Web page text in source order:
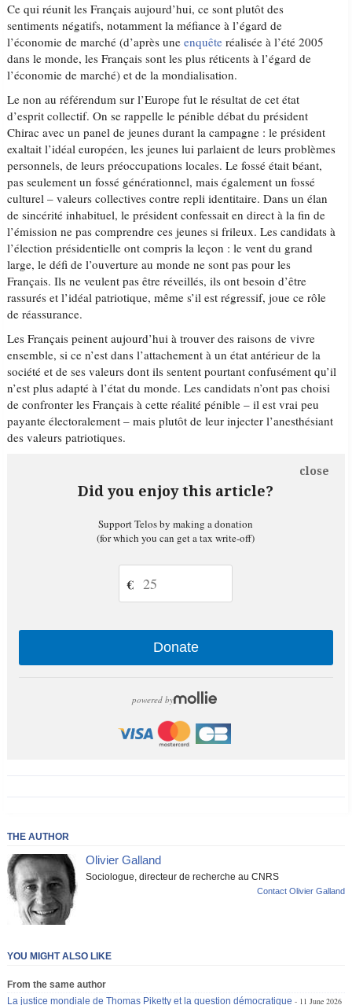
Ce qui réunit les Français aujourd’hui, ce sont plutôt des
sentiments négatifs, notamment la méfiance à l’égard de
l’économie de marché (d’après uneenquêteréalisée à l’été 2005
dans le monde, les Français sont les plus réticents à l’égard de
l’économie de marché) et de la mondialisation.
Le non au référendum sur l’Europe fut le résultat de cet état
d’esprit collectif. On se rappelle le pénible débat du président
Chirac avec un panel de jeunes durant la campagne : le président
exaltait l’idéal européen, les jeunes lui parlaient de leurs problèmes
personnels, de leurs préoccupations locales. Le fossé était béant,
pas seulement un fossé générationnel, mais également un fossé
culturel – valeurs collectives contre repli identitaire. Dans un élan
de sincérité inhabituel, le président confessait en direct à la fin de
l’émission ne pas comprendre ces jeunes si frileux. Les candidats à
l’élection présidentielle ont compris la leçon : le vent du grand
large, le défi de l’ouverture au monde ne sont pas pour les
Français. Ils ne veulent pas être réveillés, ils ont besoin d’être
rassurés et l’idéal patriotique, même s’il est régressif, joue ce rôle
de réassurance.
Les Français peinent aujourd’hui à trouver des raisons de vivre
ensemble, si ce n’est dans l’attachement à un état antérieur de la
société et de ses valeurs dont ils sentent pourtant confusément qu’il
n’est plus adapté à l’état du monde. Les candidats n’ont pas choisi
de confronter les Français à cette réalité pénible – il est vrai peu
payante électoralement – mais plutôt de leur injecter l’anesthésiant
des valeurs patriotiques.
Did you enjoy this article?
close
Support Telos by making a donation
(for which you can get a tax write-off)
€
Donate
powered by
THE AUTHOR
Olivier Galland
Sociologue, directeur de recherche au CNRS
Contact Olivier Galland
YOU MIGHT ALSO LIKE
From the same author
La justice mondiale de Thomas Piketty et la question démocratique
11 June 2026